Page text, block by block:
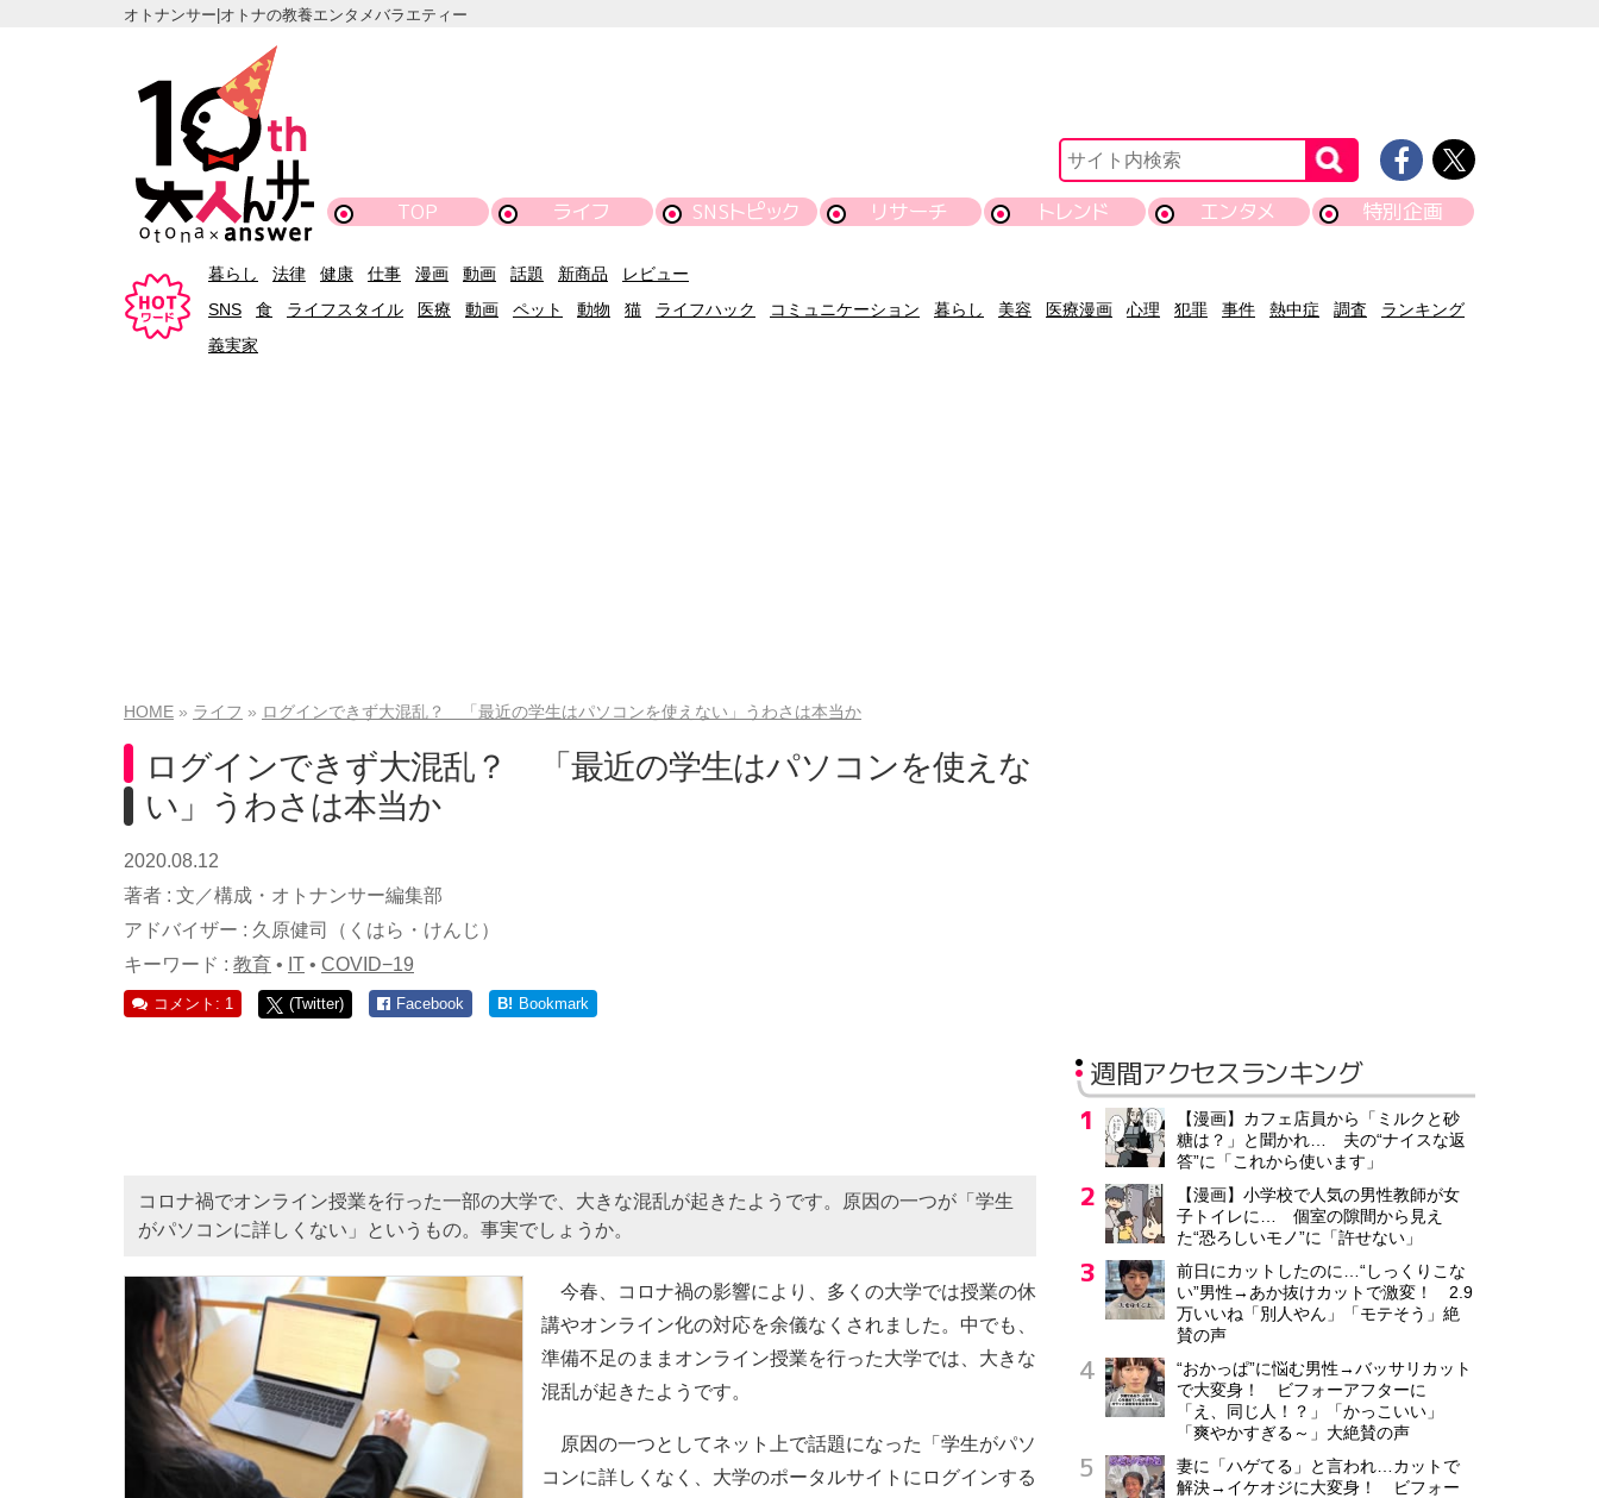
オトナンサー|オトナの教養エンタメバラエティー
TOP ライフ SNSトピック リサーチ トレンド エンタメ 特別企画
暮らし 法律 健康 仕事 漫画 動画 話題 新商品
レビュー
SNS
食 ライフスタイル 医療 動画 ペット 動物 猫 ライフハック コミュニケーション 暮らし 美容 医療漫画 心理 犯罪 事件 熱中症 調査
ランキング
義実家
HOME ライフ ログインできず大混乱？ 「最近の学生はパソコンを使えない」うわさは本当か
ログインできず大混乱？ 「最近の学生はパソコンを使えな
い」うわさは本当か
2020.08.12
著者 : 文／構成・オトナンサー編集部
アドバイザー : 久原健司（くはら・けんじ）
キーワード : 教育 • IT • COVID−19
コメント: 1 (Twitter) Facebook B! Bookmark
コロナ禍でオンライン授業を行った一部の大学で、大きな混乱が起きたようです。原因の一つが「学生
がパソコンに詳しくない」というもの。事実でしょうか。
今春、コロナ禍の影響により、多くの大学では授業の休
講やオンライン化の対応を余儀なくされました。中でも、
準備不足のままオンライン授業を行った大学では、大きな
混乱が起きたようです。
原因の一つとしてネット上で話題になった「学生がパソ
コンに詳しくなく、大学のポータルサイトにログインする
週間アクセスランキング
【漫画】カフェ店員から「ミルクと砂
糖は？」と聞かれ… 夫の“ナイスな返
答”に「これから使います」
【漫画】小学校で人気の男性教師が女
子トイレに… 個室の隙間から見え
た“恐ろしいモノ”に「許せない」
前日にカットしたのに…“しっくりこな
い”男性→あか抜けカットで激変！ 2.9
万いいね「別人やん」「モテそう」絶
賛の声
“おかっぱ”に悩む男性→バッサリカット
で大変身！ ビフォーアフターに
「え、同じ人！？」「かっこいい」
「爽やかすぎる～」大絶賛の声
妻に「ハゲてる」と言われ…カットで
解決→イケオジに大変身！ ビフォー